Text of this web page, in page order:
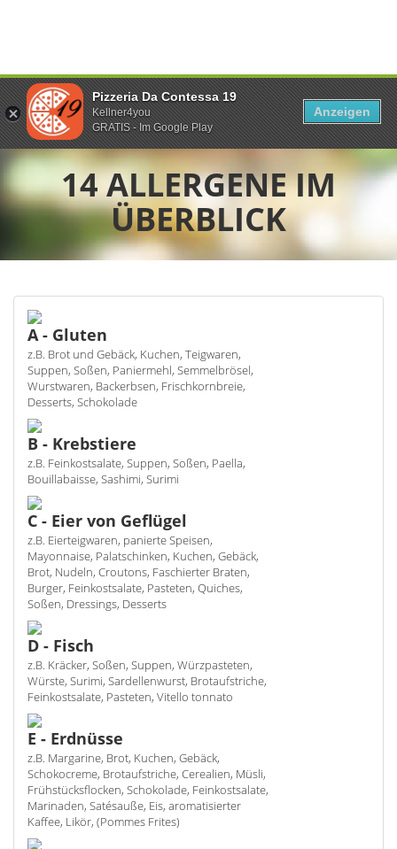
14 ALLERGENE IM
ÜBERBLICK
A - Gluten
z.B. Brot und Gebäck, Kuchen, Teigwaren,
Suppen, Soßen, Paniermehl, Semmelbrösel,
Wurstwaren, Backerbsen, Frischkornbreie,
Desserts, Schokolade
B - Krebstiere
z.B. Feinkostsalate, Suppen, Soßen, Paella,
Bouillabaisse, Sashimi, Surimi
C - Eier von Geflügel
z.B. Eierteigwaren, panierte Speisen,
Mayonnaise, Palatschinken, Kuchen, Gebäck,
Brot, Nudeln, Croutons, Faschierter Braten,
Burger, Feinkostsalate, Pasteten, Quiches,
Soßen, Dressings, Desserts
D - Fisch
z.B. Kräcker, Soßen, Suppen, Würzpasteten,
Würste, Surimi, Sardellenwurst, Brotaufstriche,
Feinkostsalate, Pasteten, Vitello tonnato
E - Erdnüsse
z.B. Margarine, Brot, Kuchen, Gebäck,
Schokocreme, Brotaufstriche, Cerealien, Müsli,
Frühstücksflocken, Schokolade, Feinkostsalate,
Marinaden, Satésauße, Eis, aromatisierter
Kaffee, Likör, (Pommes Frites)
Pizzeria Da Contessa 19
Kellner4you
GRATIS - Im Google Play
Anzeigen